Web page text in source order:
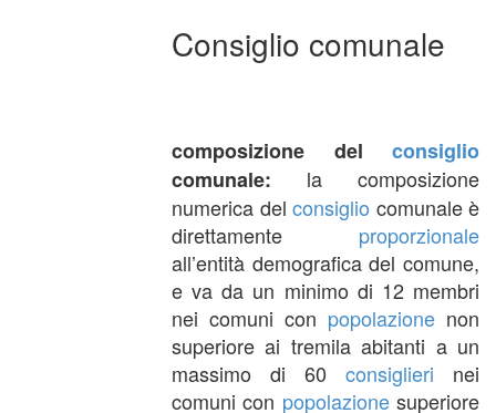
Consiglio comunale
composizione del consiglio
comunale: la composizione
numerica del consiglio comunale è
direttamente proporzionale
all’entità demografica del comune,
e va da un minimo di 12 membri
nei comuni con popolazione non
superiore ai tremila abitanti a un
massimo di 60 consiglieri nei
comuni con popolazionesuperiore